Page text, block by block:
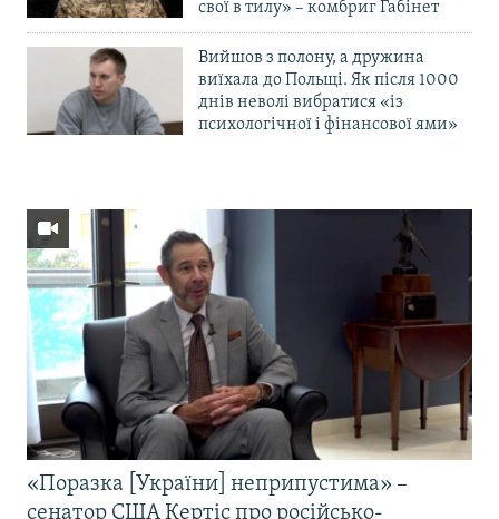
свої в тилу» – комбриг Габінет
Вийшов з полону, а дружина
виїхала до Польщі. Як після 1000
днів неволі вибратися «із
психологічної і фінансової ями»
«Поразка [України] неприпустима» –
сенатор США Кертіс про російсько-